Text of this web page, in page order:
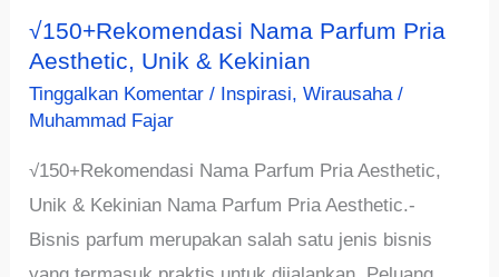
√150+Rekomendasi Nama Parfum Pria
Aesthetic, Unik & Kekinian
Tinggalkan Komentar / Inspirasi,Wirausaha /
Muhammad Fajar
√150+Rekomendasi Nama Parfum Pria Aesthetic,
Unik & Kekinian Nama Parfum Pria Aesthetic.-
Bisnis parfum merupakan salah satu jenis bisnis